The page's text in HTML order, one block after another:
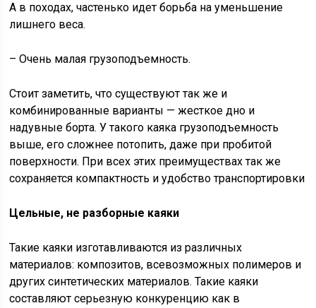
А в походах, частенько идет борьба на уменьшение
лишнего веса.
– Очень малая грузоподъемность.
Стоит заметить, что существуют так же и
комбинированные варианты — жесткое дно и
надувные борта. У такого каяка грузоподъемность
выше, его сложнее потопить, даже при пробитой
поверхности. При всех этих преимуществах так же
сохраняется компактность и удобство транспортировки
Цельные, не разборные каяки
Такие каяки изготавливаются из различных
материалов: композитов, всевозможных полимеров и
других синтетических материалов. Такие каяки
составляют серьезную конкуренцию как в